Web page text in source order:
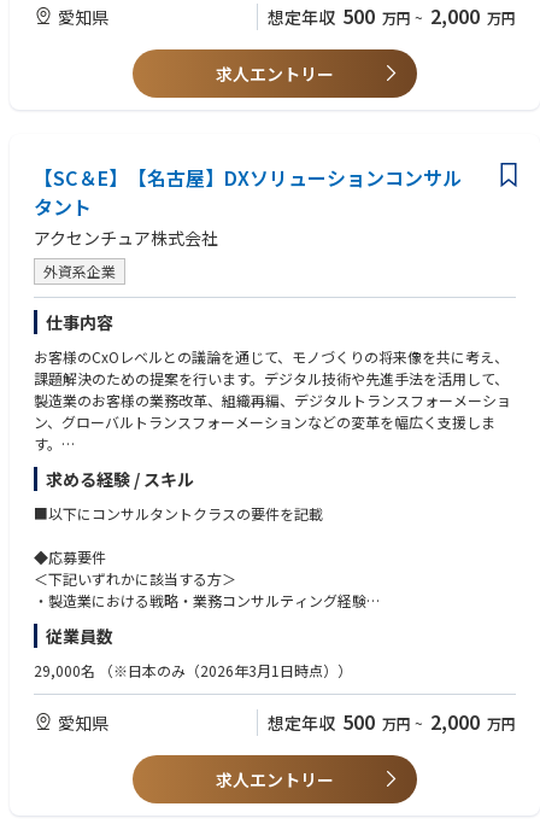
◆望ましい経験・スキル
・戦略・業務コンサルティング、または事業企画や新規ビジネス企画の5
・50人以上のSI案件におけるプロジェクトマネジメント経験
実績
・グローバルメンバーやパートナー企業とのコラボレーションの実績
◆期待するヒューマンスキル
・デジタル関連のトレンドに強い関心を持ち、プロジェクトで求められる
新しいスキルについても自ら積極的に習得していく意欲
・お客様と協働しながら変革の実現にまで責任を負うコミット力
愛知県 想定年収 500 万円 ~ 2,000 万円
求人エントリー
【SC＆E】【名古屋】DXソリューションコンサル
タント
アクセンチュア株式会社
外資系企業
仕事内容
お客様のCxOレベルとの議論を通じて、モノづくりの将来像を共に考え、
課題解決のための提案を行います。デジタル技術や先進手法を活用して、
製造業のお客様の業務改革、組織再編、デジタルトランスフォーメーショ
ン、グローバルトランスフォーメーションなどの変革を幅広く支援しま
す。
◆業務内容
・全社DX戦略の策定
・戦略実現のためのシステム/データアーキテクチャ策定
・DXを推進するための組織/人材設計・育成
・デジタルを活用したバリューチェーン改革の立ち上げ
求める経験 / スキル
■以下にコンサルタントクラスの要件を記載
◆応募要件
＜下記いずれかに該当する方＞
・製造業における戦略・業務コンサルティング経験
・事業企画や新規ビジネス企画の5年以上の経験
・提案型のソリューション営業に関する7年以上の経験
・デジタル・テクノロジー関連のトレンドや仕事の進め方への理解
◆望ましい経験・スキル
・大企業のCxOクラスへの提案実績
・英語を用いたグローバルプロジェクトの実施経験
・製造業のバリューチェーン（製品開発～製造・物流～アフターサービ
ス）の業務・システムを理解し、デジタルを活用した改革の提案／企画／
従業員数
29,000名 （※日本のみ（2026年3月1日時点））
愛知県 想定年収 500 万円 ~ 2,000 万円
求人エントリー